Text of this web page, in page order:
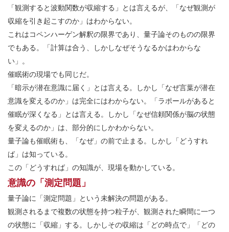
「観測すると波動関数が収縮する」とは言えるが、「なぜ観測が
収縮を引き起こすのか」はわからない。
これはコペンハーゲン解釈の限界であり、量子論そのものの限界
でもある。「計算は合う、しかしなぜそうなるかはわからな
い」。
催眠術の現場でも同じだ。
「暗示が潜在意識に届く」とは言える。しかし「なぜ言葉が潜在
意識を変えるのか」は完全にはわからない。「ラポールがあると
催眠が深くなる」とは言える。しかし「なぜ信頼関係が脳の状態
を変えるのか」は、部分的にしかわからない。
量子論も催眠術も、「なぜ」の前で止まる。しかし「どうすれ
ば」は知っている。
この「どうすれば」の知識が、現場を動かしている。
意識の「測定問題」
量子論に「測定問題」という未解決の問題がある。
観測されるまで複数の状態を持つ粒子が、観測された瞬間に一つ
の状態に「収縮」する。しかしその収縮は「どの時点で」「どの